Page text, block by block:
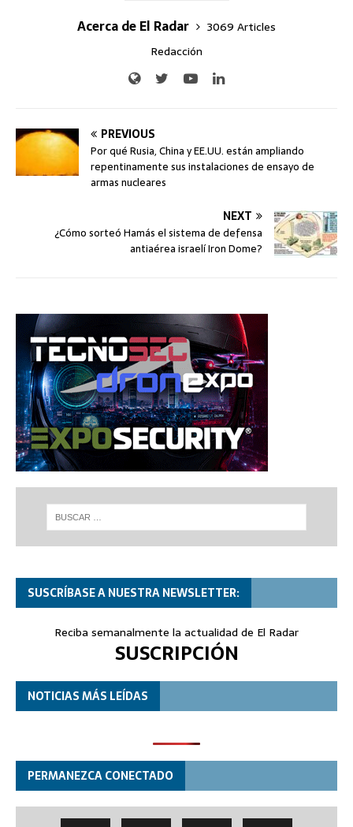
Acerca de El Radar
3069 Articles
Redacción
PREVIOUS
Por qué Rusia, China y EE.UU. están ampliando
repentinamente sus instalaciones de ensayo de
armas nucleares
NEXT
¿Cómo sorteó Hamás el sistema de defensa
antiaérea israelí Iron Dome?
SUSCRÍBASE A NUESTRA NEWSLETTER:
Reciba semanalmente la actualidad de El Radar
SUSCRIPCIÓN
NOTICIAS MÁS LEÍDAS
PERMANEZCA CONECTADO